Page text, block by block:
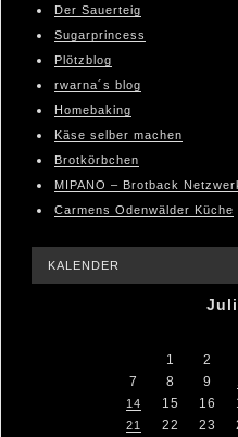
Der Sauerteig
Sugarprincess
Plötzblog
rwarna´s blog
Homebaking
Käse selber machen
Brotkörbchen
MIPANO – Brotback
Carmens Odenwälder Küche
KALENDER
Juli
1
2
7
8 9
14 15 16
21 22 23